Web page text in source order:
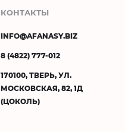
КОНТАКТЫ
INFO@AFANASY.BIZ
8 (4822) 777-012
170100, ТВЕРЬ, УЛ.
МОСКОВСКАЯ, 82, 1Д
(ЦОКОЛЬ)